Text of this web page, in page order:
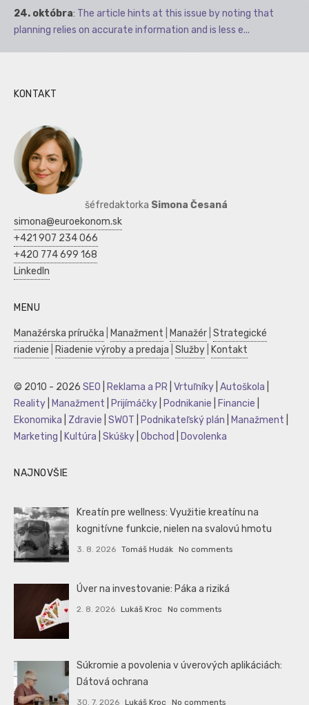
24. októbra: The article hints at this issue by noting that
planning relies on accurate information and is less e...
KONTAKT
šéfredaktorka Simona Česaná
simona@euroekonom.sk
+421 907 234 066
+420 774 699 168
LinkedIn
MENU
Manažérska príručka Manažment Manažér Strategické
riadenie
Riadenie výroby a predaja Služby Kontakt
© 2010 - 2026 SEO Reklama a PR Vrtuľníky Autoškola
Reality
Manažment Prijímáčky Podnikanie Financie
Ekonomika
Zdravie SWOT Podnikateľský plán Manažment
Marketing
Kultúra Skúšky Obchod Dovolenka
NAJNOVŠIE
Kreatín pre wellness: Využitie kreatínu na
kognitívne funkcie, nielen na svalovú hmotu
3. 8. 2026 Tomáš Hudák No comments
Úver na investovanie: Páka a riziká
2. 8. 2026 Lukáš Kroc No comments
Súkromie a povolenia v úverových aplikáciách:
Dátová ochrana
30. 7. 2026 Lukáš Kroc No comments